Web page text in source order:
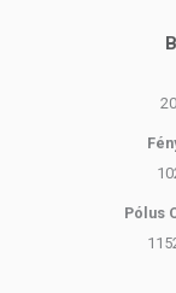
Pólus